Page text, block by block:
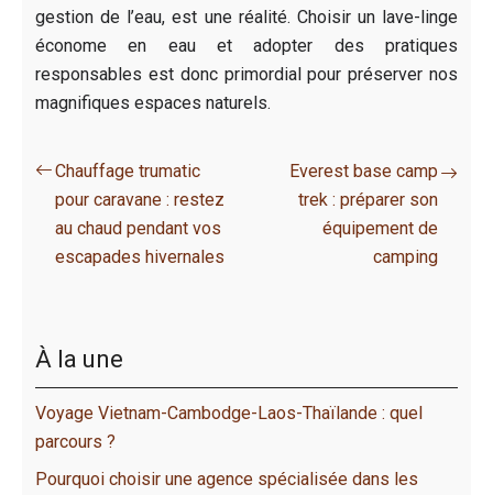
gestion de l’eau, est une réalité. Choisir un lave-linge
économe en eau et adopter des pratiques
responsables est donc primordial pour préserver nos
magnifiques espaces naturels.
Chauffage trumatic
pour caravane : restez
au chaud pendant vos
escapades hivernales
Everest base camp
trek : préparer son
équipement de
camping
À la une
Voyage Vietnam-Cambodge-Laos-Thaïlande : quel
parcours ?
Pourquoi choisir une agence spécialisée dans les